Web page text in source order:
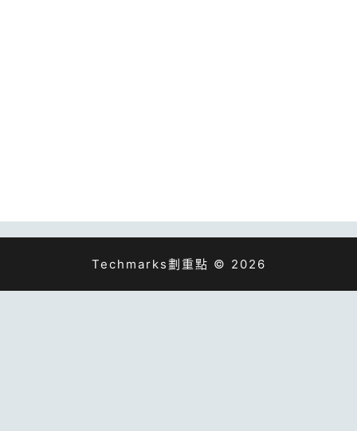
Techmarks劃重點 © 2026